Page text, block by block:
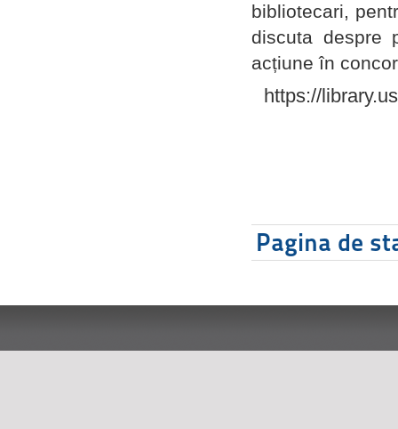
bibliotecari,
discuta despre
acțiune în
https://
Pagina de